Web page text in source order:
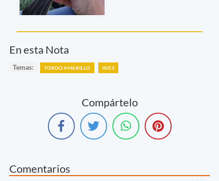
En esta Nota
Temas: TORDO AMARILLO AVES
Compártelo
Comentarios